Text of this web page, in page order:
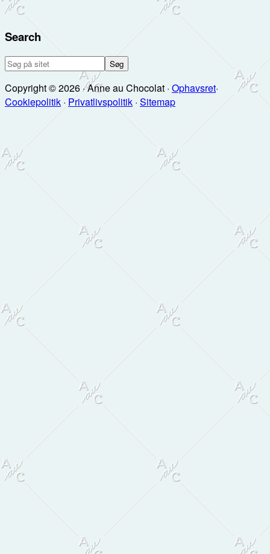
Search
Søg
sitet
Copyright © 2026 · Anne au Chocolat · Ophavsret·
Cookiepolitik ·Privatlivspolitik · Sitemap